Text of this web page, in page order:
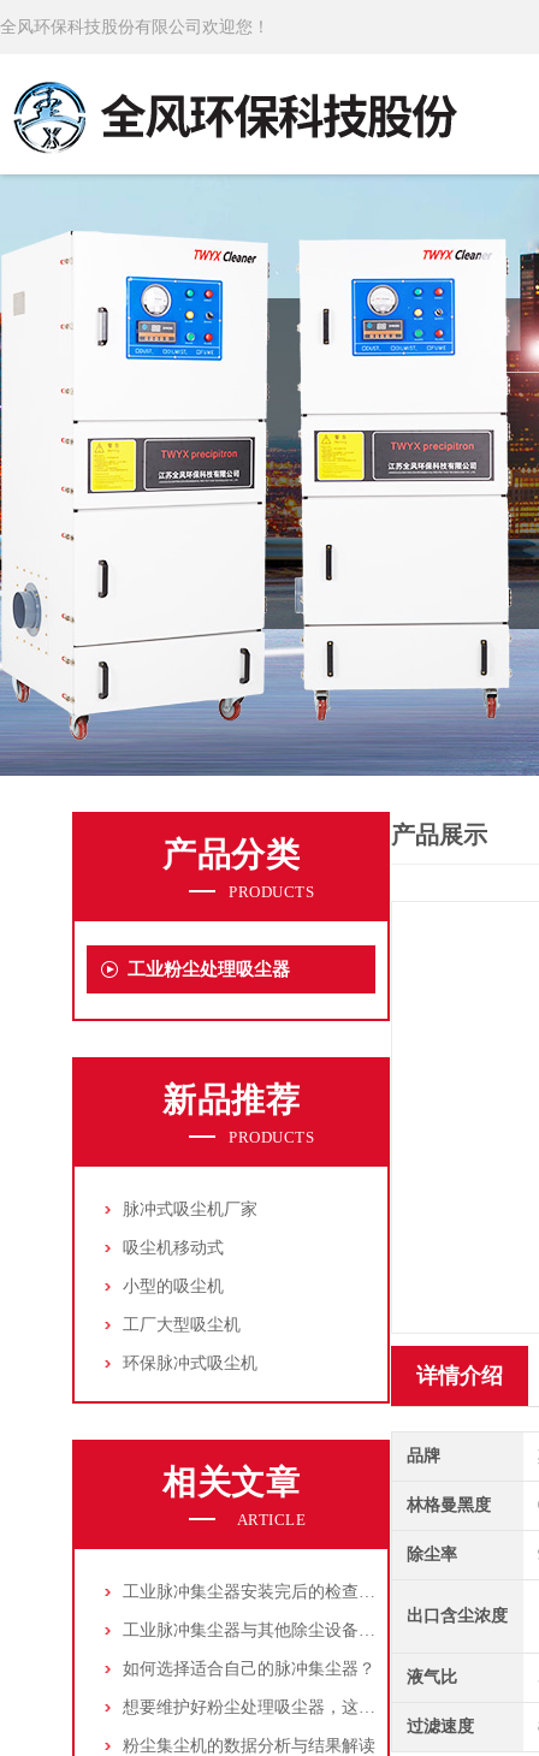
全风环保科技股份有限公司欢迎您！
产品分类
PRODUCTS
工业粉尘处理吸尘器
新品推荐
PRODUCTS
脉冲式吸尘机厂家
吸尘机移动式
小型的吸尘机
工厂大型吸尘机
环保脉冲式吸尘机
相关文章
ARTICLE
工业脉冲集尘器安装完后的检查工作详解
工业脉冲集尘器与其他除尘设备的比较
如何选择适合自己的脉冲集尘器？
想要维护好粉尘处理吸尘器，这几个措施真的很重要！
粉尘集尘机的数据分析与结果解读
产品展示
详情介绍
品牌
林格曼黑度
除尘率
出口含尘浓度
液气比
过滤速度